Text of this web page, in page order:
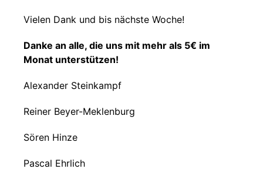
Vielen Dank und bis nächste Woche!
Danke an alle, die uns mit mehr als 5€ im
Monat unterstützen!
Alexander Steinkampf
Reiner Beyer-Meklenburg
Sören Hinze
Pascal Ehrlich